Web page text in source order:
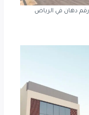
رقم دهان في الرياض